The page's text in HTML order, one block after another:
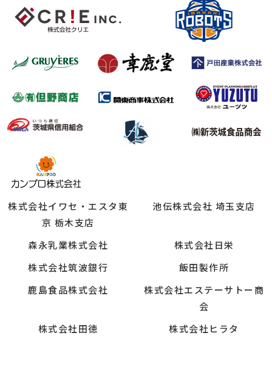
株式会社イワセ・エスタ東
京 栃木支店
池伝株式会社 埼玉支店
森永乳業株式会社
株式会社日栄
株式会社筑波銀行
飯田製作所
鹿島食品株式会社
株式会社エステーサトー商
会
株式会社田徳
株式会社ヒラタ